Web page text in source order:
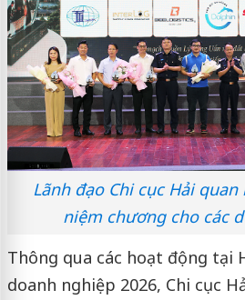
Lãnh đạo Chi cục Hải
niệm chương cho các
Thông qua các hoạt động tại
doanh nghiệp 2026, Chi cục